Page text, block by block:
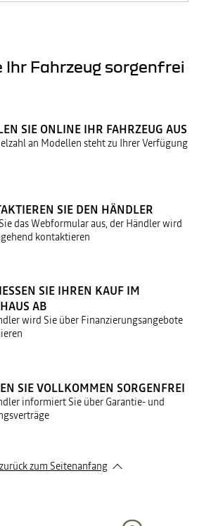
Ihr Fahrzeug sorgenfrei
SIE ONLINE IHR FAHRZEUG AUS
an Modellen steht zu Ihrer Verfügung
SIE DEN HÄNDLER
das Webformular aus, der Händler wird
kontaktieren
SIE IHREN KAUF IM A
AB
wird Sie über Finanzierungsangebote
SIE VOLLKOMMEN SORGENFREI
informiert Sie über Garantie- und
zurück zum Seitenanfang